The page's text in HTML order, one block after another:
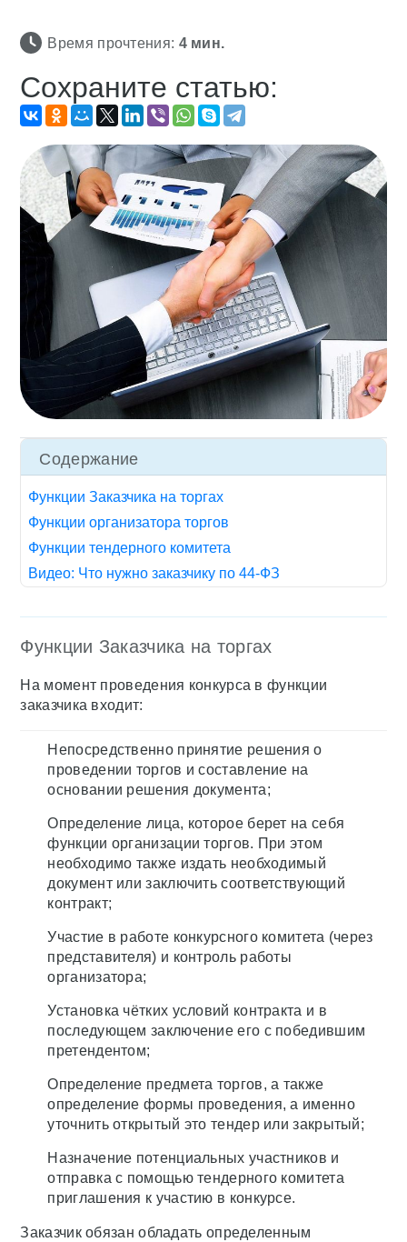
Время прочтения: 4мин.
Сохраните статью:
Содержание
Функции Заказчика на торгах
Функции организатора торгов
Функции тендерного комитета
Видео: Что нужно заказчику по 44-ФЗ
Функции Заказчика на торгах
На момент проведения конкурса в функции
заказчика входит:
Непосредственно принятие решения о
проведении торгов и составление на
основании решения документа;
Определение лица, которое берет на себя
функции организации торгов. При этом
необходимо также издать необходимый
документ или заключить соответствующий
контракт;
Участие в работе конкурсного комитета (через
представителя) и контроль работы
организатора;
Установка чётких условий контракта и в
последующем заключение его с победившим
претендентом;
Определение предмета торгов, а также
определение формы проведения, а именно
уточнить открытый это тендер или закрытый;
Назначение потенциальных участников и
отправка с помощью тендерного комитета
приглашения к участию в конкурсе.
Заказчик обязан обладать определенным